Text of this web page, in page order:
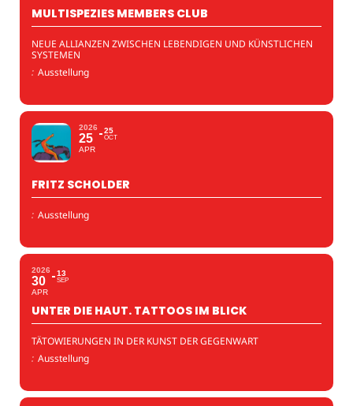
MULTISPEZIES MEMBERS CLUB
NEUE ALLIANZEN ZWISCHEN LEBENDIGEN UND KÜNSTLICHEN
SYSTEMEN
: Ausstellung
2026
25
APR
25
OCT
FRITZ SCHOLDER
: Ausstellung
2026
30
APR
13
SEP
UNTER DIE HAUT. TATTOOS IM BLICK
TÄTOWIERUNGEN IN DER KUNST DER GEGENWART
: Ausstellung